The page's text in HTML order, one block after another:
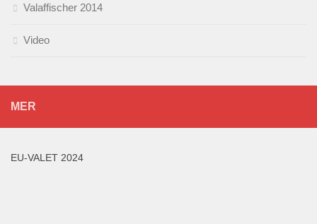
Valaffischer 2014
Video
MER
EU-VALET 2024